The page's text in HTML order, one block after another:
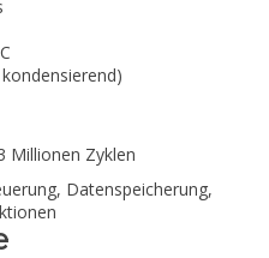
Millionen Zyklen
Datenspeicherung,